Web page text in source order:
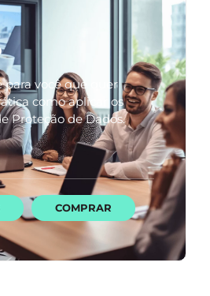
para você que quer
como aplicar os
Proteção de Dados.
COMPRAR